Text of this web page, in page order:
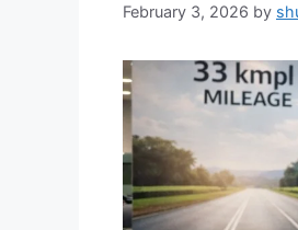
February 3, 2026 by